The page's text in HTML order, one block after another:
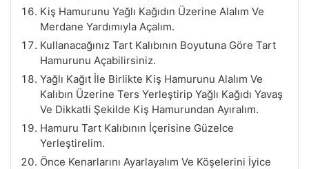
Kiş Hamurunu Yağlı Kağıdın Üzerine Alalım Ve
Merdane Yardımıyla Açalım.
Kullanacağınız Tart Kalıbının Boyutuna Göre Tart
Hamurunu Açabilirsiniz.
Yağlı Kağıt İle Birlikte Kiş Hamurunu Alalım Ve
Kalıbın Üzerine Ters Yerleştirip Yağlı Kağıdı Yavaş
Ve Dikkatli Şekilde Kiş Hamurundan Ayıralım.
Hamuru Tart Kalıbının İçerisine Güzelce
Yerleştirelim.
Önce Kenarlarını Ayarlayalım Ve Köşelerini İyice